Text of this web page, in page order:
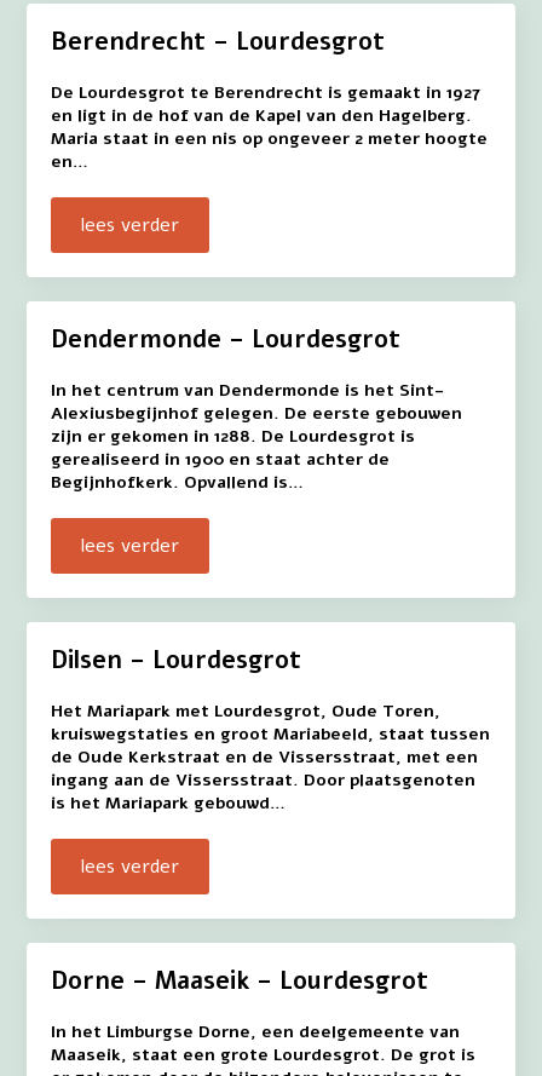
Berendrecht – Lourdesgrot
De Lourdesgrot te Berendrecht is gemaakt in 1927
en ligt in de hof van de Kapel van den Hagelberg.
Maria staat in een nis op ongeveer 2 meter hoogte
en…
lees verder
Dendermonde – Lourdesgrot
In het centrum van Dendermonde is het Sint-
Alexiusbegijnhof gelegen. De eerste gebouwen
zijn er gekomen in 1288. De Lourdesgrot is
gerealiseerd in 1900 en staat achter de
Begijnhofkerk. Opvallend is…
lees verder
Dilsen – Lourdesgrot
Het Mariapark met Lourdesgrot, Oude Toren,
kruiswegstaties en groot Mariabeeld, staat tussen
de Oude Kerkstraat en de Vissersstraat, met een
ingang aan de Vissersstraat. Door plaatsgenoten
is het Mariapark gebouwd…
lees verder
Dorne – Maaseik – Lourdesgrot
In het Limburgse Dorne, een deelgemeente van
Maaseik, staat een grote Lourdesgrot. De grot is